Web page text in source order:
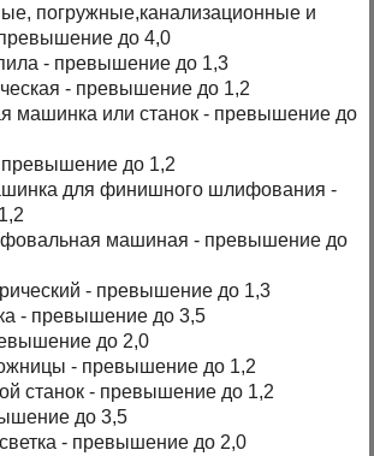
погружные,канализационные и
до 4,0
- превышение до 1,3
- превышение до 1,2
машинка или станок - превышение до
до 1,2
для финишного шлифования -
машиная - превышение до
- превышение до 1,3
- превышение до 3,5
до 2,0
- превышение до 1,2
станок - превышение до 1,2
до 3,5
- превышение до 2,0